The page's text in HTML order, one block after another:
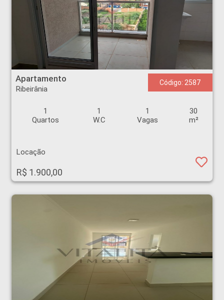
Apartamento - Ribeirânia - Ribeirão Preto
Apartamento
Ribeirânia
Código: 2587
1
Quartos
1
W.C
1
Vagas
30
m²
Locação
R$ 1.900,00
Apartamento - Ribeirânia - Ribeirão Preto